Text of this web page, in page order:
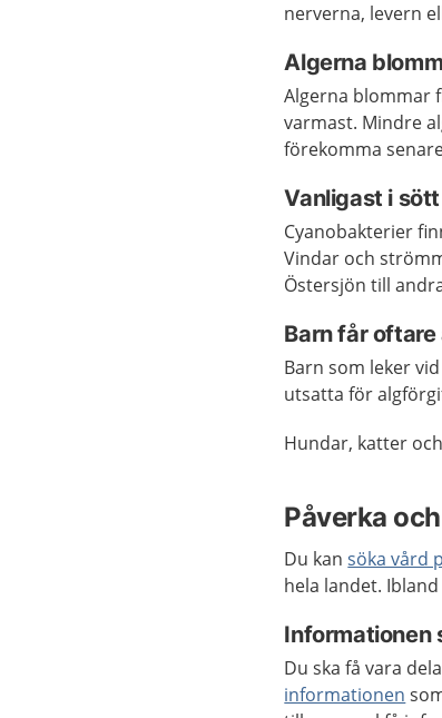
nerverna, levern
Algerna
Algerna blommar
varmast. Mindre
förekomma
Vanligast i
Cyanobakterier
Vindar och
Östersjön till
Barn får
Barn som leker
utsatta för
Hundar, katter
Påverka
Du kansöka vård
hela landet.
Informationen
Du ska få vara
informationen